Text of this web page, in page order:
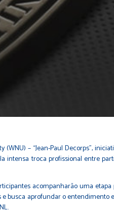
– “Jean-Paul Decorps”,
intensa troca profissional entre
acompanharão uma etapa
busca aprofundar o entendimento